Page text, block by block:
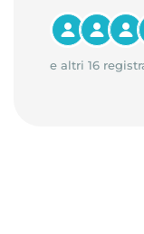
e altri 16